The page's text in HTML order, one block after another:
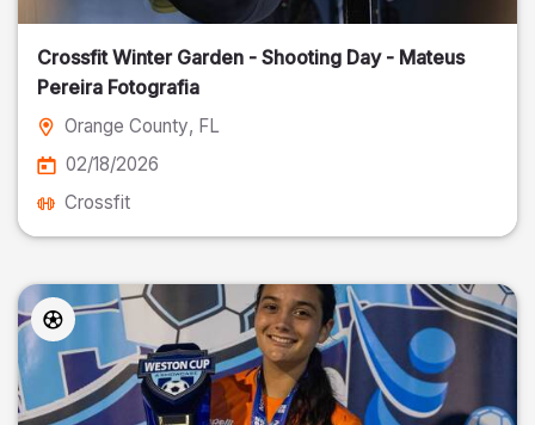
Crossfit Winter Garden - Shooting Day - Mateus
Pereira Fotografia
Orange County, FL
02/18/2026
Crossfit